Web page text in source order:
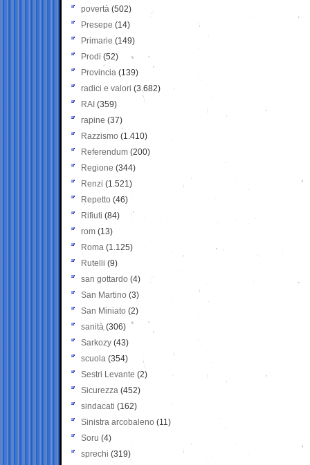
povertà (502)
Presepe (14)
Primarie (149)
Prodi (52)
Provincia (139)
radici e valori (3.682)
RAI (359)
rapine (37)
Razzismo (1.410)
Referendum (200)
Regione (344)
Renzi (1.521)
Repetto (46)
Rifiuti (84)
rom (13)
Roma (1.125)
Rutelli (9)
san gottardo (4)
San Martino (3)
San Miniato (2)
sanità (306)
Sarkozy (43)
scuola (354)
Sestri Levante (2)
Sicurezza (452)
sindacati (162)
Sinistra arcobaleno (11)
Soru (4)
sprechi (319)